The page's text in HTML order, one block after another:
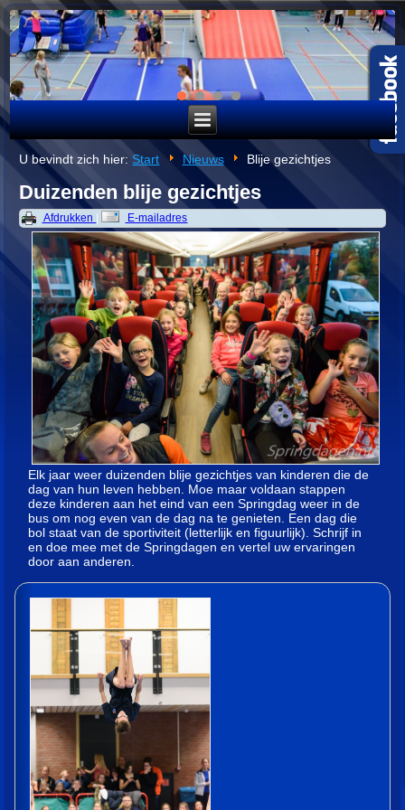
U bevindt zich hier: Start Nieuws Blije gezichtjes
Duizenden blije gezichtjes
Afdrukken | E-mailadres
Elk jaar weer duizenden blije gezichtjes van kinderen die de
dag van hun leven hebben. Moe maar voldaan stappen
deze kinderen aan het eind van een Springdag weer in de
bus om nog even van de dag na te genieten. Een dag die
bol staat van de sportiviteit (letterlijk en figuurlijk). Schrijf in
en doe mee met de Springdagen en vertel uw ervaringen
door aan anderen.